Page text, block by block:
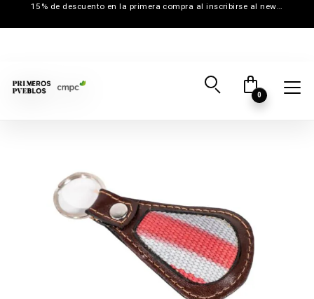
15% de descuento en la primera compra al inscribirse al newsletter
0